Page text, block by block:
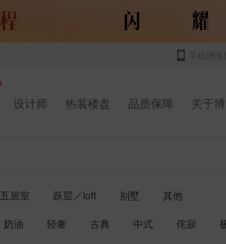
手机博洛
设计师 热装楼盘 品质保障 关于
五居室 跃层／loft 别墅
其他
奶油 轻奢 古典 中式 侘寂